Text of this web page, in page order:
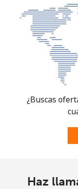
¿Buscas
Haz